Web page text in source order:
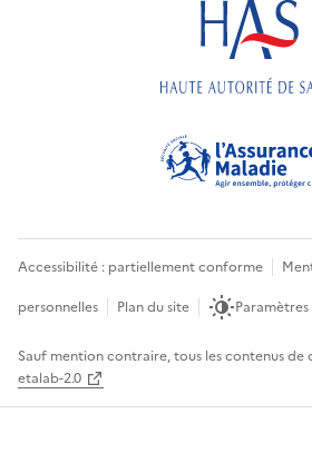
Accessibilité : partiellement conforme
personnelles
Plan du site
Sauf mention contraire, tous les contenus de
etalab-2.0